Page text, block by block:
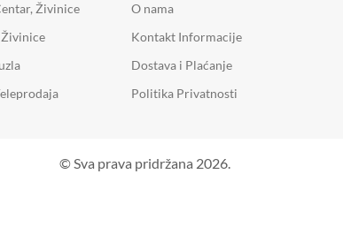
Živinice
Živinice
O nama
Kontakt Informacije
Dostava i Plaćanje
Politika Privatnosti
© Sva prava pridržana 2026.